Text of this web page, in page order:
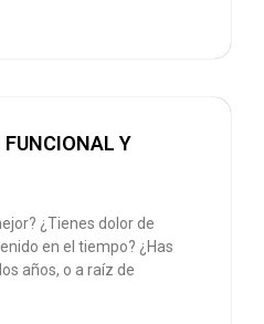
Y
¿Tienes dolor de
en el tiempo? ¿Has
años, o a raíz de